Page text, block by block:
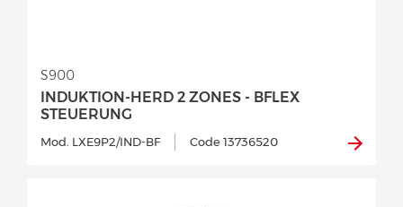
INDUKTION-HERD 2 ZONES - BFLEX
STEUERUNG
S900
Mod. LXE9P2/IND-BF Code 13736520